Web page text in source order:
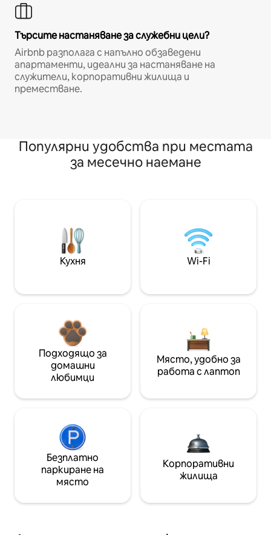
Търсите настаняване за служебни цели?
Airbnb разполага с напълно обзаведени
апартаменти, идеални за настаняване на
служители, корпоративни жилища и
преместване.
Популярни удобства при местата
за месечно наемане
Кухня Wi-Fi
Подходящо за
домашни
любимци
Място, удобно за
работа с лаптоп
Безплатно
паркиране на
място
Корпоративни
жилища